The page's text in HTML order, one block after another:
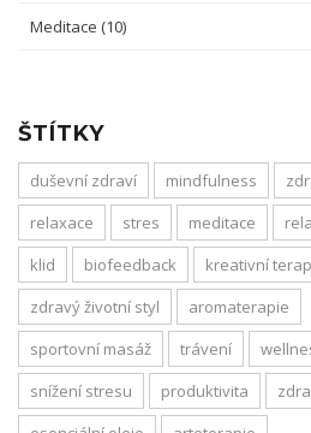
Meditace (10)
ŠTÍTKY
duševní zdraví mindfulness
relaxace
stres meditace
klid
biofeedback
kreativní
zdravý životní styl
aromaterapie
sportovní masáž
trávení
snížení stresu
produktivita